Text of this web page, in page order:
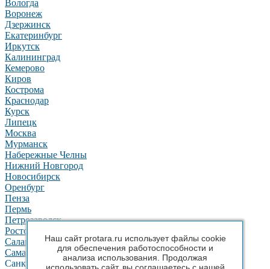
Наш сайт protara.ru использует файлы cookie
для обеспечения работоспособности и
анализа использования. Продолжая
Вологда
Воронеж
Дзержинск
Екатеринбург
Иркутск
Калининград
Кемерово
Киров
Кострома
Краснодар
Курск
Липецк
Москва
Мурманск
Набережные Челны
Нижний Новгород
Новосибирск
Оренбург
Пенза
Пермь
Петрозаводск
Ростов-на-Дону
Салават
Самара
Санкт-Петербург